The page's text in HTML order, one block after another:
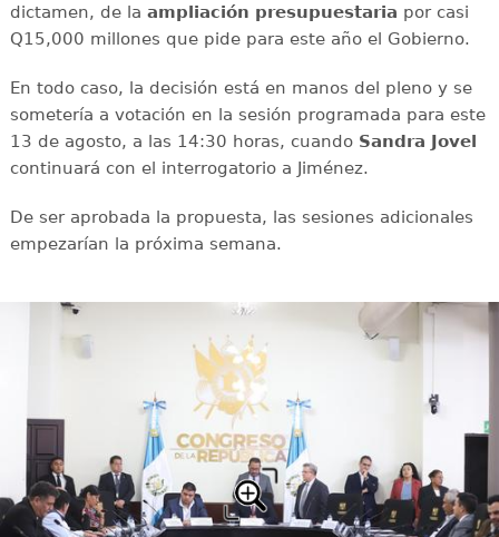
dictamen, de la ampliación presupuestaria por casi
Q15,000 millones que pide para este año el Gobierno.
En todo caso, la decisión está en manos del pleno y se
sometería a votación en la sesión programada para este
13 de agosto, a las 14:30 horas, cuandoSandra Jovel
continuará con el interrogatorio a Jiménez.
De ser aprobada la propuesta, las sesiones adicionales
empezarían la próxima semana.